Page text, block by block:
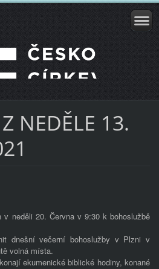
NEDĚLE 13.
neděli 20. Června v 9:30 k bohoslužbě
dnešní večerní bohoslužby v Plzni v
volná místa.
ekumenické biblické hodiny, konané